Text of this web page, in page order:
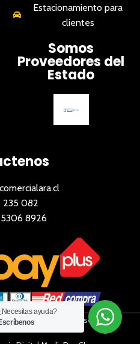
Estacionamiento para
clientes
Somos
Proveedores del
Estado
235 082
8926
los derechos reservados
ayuda?